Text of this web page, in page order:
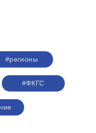
#регионы
#ФКГС